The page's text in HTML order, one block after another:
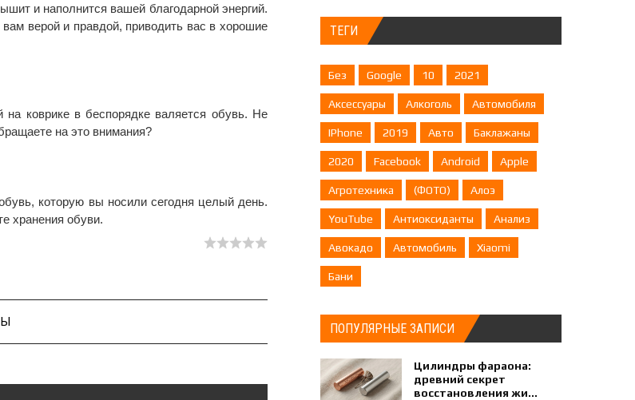
и наполнится вашей благодарной энергий.
верой и правдой, приводить вас в хорошие
коврике в беспорядке валяется обувь. Не
на это внимания?
которую вы носили сегодня целый день.
хранения обуви.
ТЕГИ
Без Google 10 2021
Аксессуары Алкоголь Автомобиля
IPhone 2019 Авто Баклажаны
2020 Facebook Android Apple
Агротехника (ФОТО) Алоэ
YouTube Антиоксиданты Анализ
Авокадо Автомобиль Xiaomi
Бани
ПОПУЛЯРНЫЕ ЗАПИСИ
Цилиндры фараона:
древний секрет
восстановления жи...